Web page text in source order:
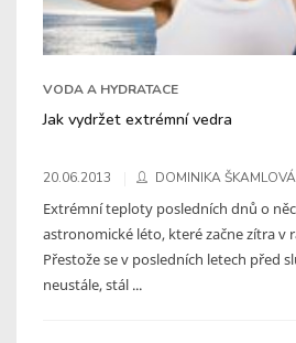
VODA A HYDRATACE
Jak vydržet extrémní vedra
20.06.2013 DOMINIKA ŠKAMLOVÁ
Extrémní teploty posledních dnů o
astronomické léto, které začne zítra v
Přestože se v posledních letech před
neustále, stál ...